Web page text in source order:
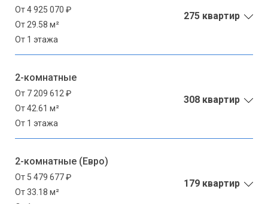
От 4 925 070 ₽
От 29.58 м²
От 1 этажа
275 квартир
2-комнатные
От 7 209 612 ₽
От 42.61 м²
От 1 этажа
308 квартир
2-комнатные (Евро)
От 5 479 677 ₽
От 33.18 м²
179 квартир